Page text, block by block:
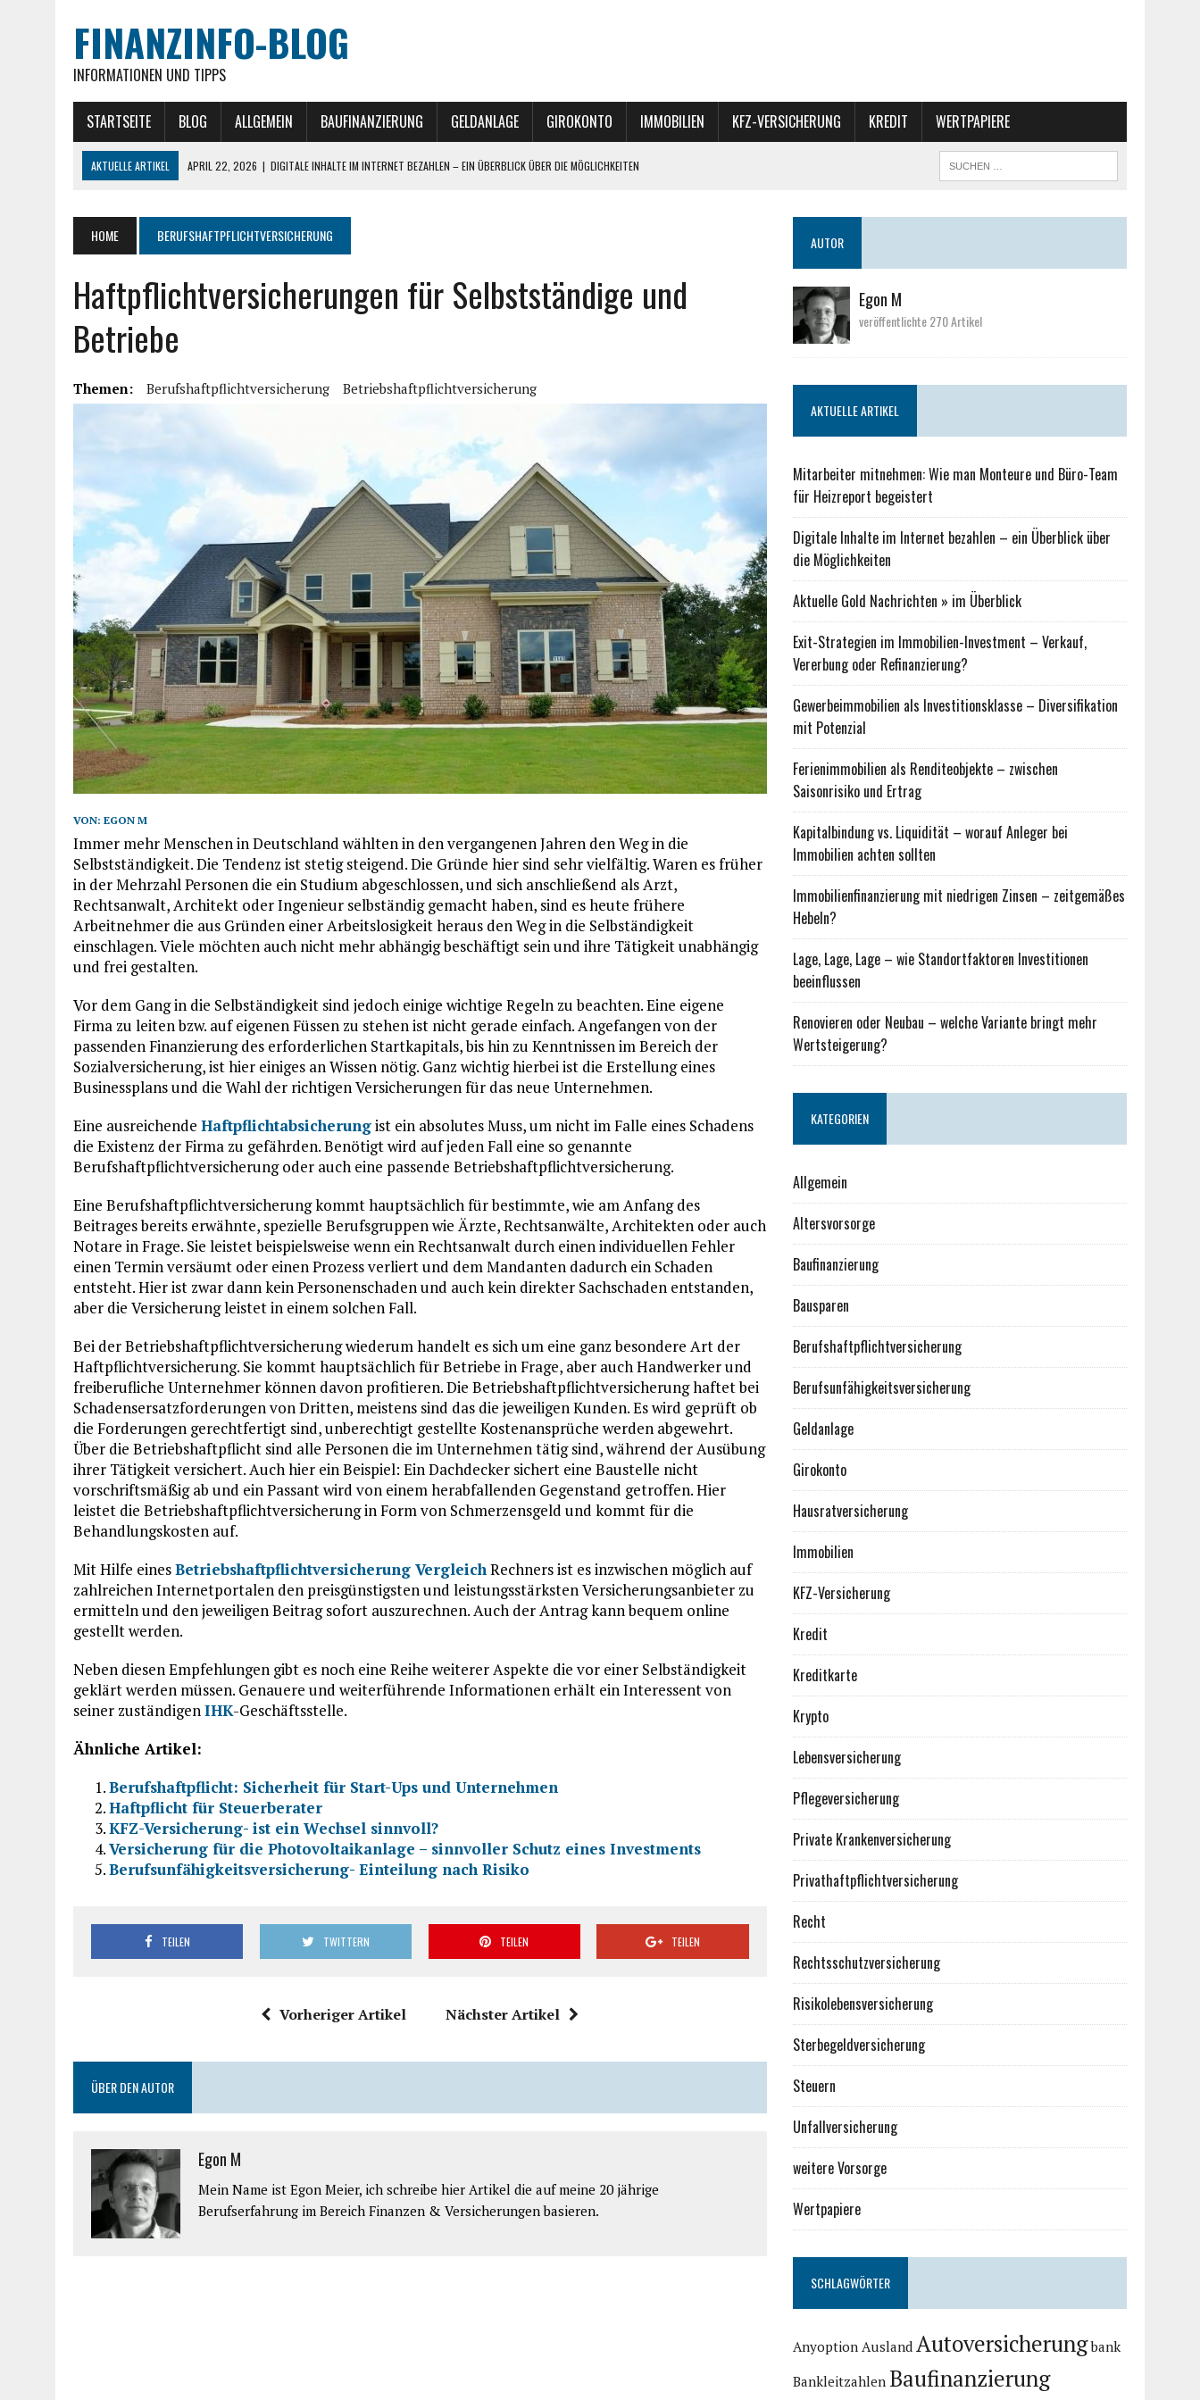
FINANZINFO-BLOG
INFORMATIONEN UND TIPPS
STARTSEITE BLOG ALLGEMEIN BAUFINANZIERUNG GELDANLAGE GIROKONTO IMMOBILIEN KFZ-VERSICHERUNG KREDIT WERTPAPIERE
AKTUELLE ARTIKEL APRIL 22, 2026 | DIGITALE INHALTE IM INTERNET BEZAHLEN – EIN ÜBERBLICK ÜBER DIE MÖGLICHKEITEN
NOVEMBER 20, 2025 | GEWERBEIMMOBILIEN ALS INVESTITIONSKLASSE – DIVERSIFIKATION MIT POTENZIAL
JULI 30, 2026 | MITARBEITER MITNEHMEN: WIE MAN MONTEURE UND BÜRO-TEAM FÜR HEIZREPORT BEGEISTERT
HOME BERUFSHAFTPFLICHTVERSICHERUNG
Haftpflichtversicherungen für Selbstständige und
Betriebe
Themen: Berufshaftpflichtversicherung Betriebshaftpflichtversicherung
VON: EGON M
Immer mehr Menschen in Deutschland wählten in den vergangenen Jahren den Weg in die
Selbstständigkeit. Die Tendenz ist stetig steigend. Die Gründe hier sind sehr vielfältig. Waren es früher
in der Mehrzahl Personen die ein Studium abgeschlossen, und sich anschließend als Arzt,
Rechtsanwalt, Architekt oder Ingenieur selbständig gemacht haben, sind es heute frühere
Arbeitnehmer die aus Gründen einer Arbeitslosigkeit heraus den Weg in die Selbständigkeit
einschlagen. Viele möchten auch nicht mehr abhängig beschäftigt sein und ihre Tätigkeit unabhängig
und frei gestalten.
Vor dem Gang in die Selbständigkeit sind jedoch einige wichtige Regeln zu beachten. Eine eigene
Firma zu leiten bzw. auf eigenen Füssen zu stehen ist nicht gerade einfach. Angefangen von der
passenden Finanzierung des erforderlichen Startkapitals, bis hin zu Kenntnissen im Bereich der
Sozialversicherung, ist hier einiges an Wissen nötig. Ganz wichtig hierbei ist die Erstellung eines
Businessplans und die Wahl der richtigen Versicherungen für das neue Unternehmen.
Eine ausreichende Haftpflichtabsicherungist ein absolutes Muss, um nicht im Falle eines Schadens
die Existenz der Firma zu gefährden. Benötigt wird auf jeden Fall eine so genannte
Berufshaftpflichtversicherung oder auch eine passende Betriebshaftpflichtversicherung.
Eine Berufshaftpflichtversicherung kommt hauptsächlich für bestimmte, wie am Anfang des
Beitrages bereits erwähnte, spezielle Berufsgruppen wie Ärzte, Rechtsanwälte, Architekten oder auch
Notare in Frage. Sie leistet beispielsweise wenn ein Rechtsanwalt durch einen individuellen Fehler
einen Termin versäumt oder einen Prozess verliert und dem Mandanten dadurch ein Schaden
entsteht. Hier ist zwar dann kein Personenschaden und auch kein direkter Sachschaden entstanden,
aber die Versicherung leistet in einem solchen Fall.
Bei der Betriebshaftpflichtversicherung wiederum handelt es sich um eine ganz besondere Art der
Haftpflichtversicherung. Sie kommt hauptsächlich für Betriebe in Frage, aber auch Handwerker und
freiberufliche Unternehmer können davon profitieren. Die Betriebshaftpflichtversicherung haftet bei
Schadensersatzforderungen von Dritten, meistens sind das die jeweiligen Kunden. Es wird geprüft ob
die Forderungen gerechtfertigt sind, unberechtigt gestellte Kostenansprüche werden abgewehrt.
Über die Betriebshaftpflicht sind alle Personen die im Unternehmen tätig sind, während der Ausübung
ihrer Tätigkeit versichert. Auch hier ein Beispiel: Ein Dachdecker sichert eine Baustelle nicht
vorschriftsmäßig ab und ein Passant wird von einem herabfallenden Gegenstand getroffen. Hier
leistet die Betriebshaftpflichtversicherung in Form von Schmerzensgeld und kommt für die
Behandlungskosten auf.
Mit Hilfe einesBetriebshaftpflichtversicherung VergleichRechners ist es inzwischen möglich auf
zahlreichen Internetportalen den preisgünstigsten und leistungsstärksten Versicherungsanbieter zu
ermitteln und den jeweiligen Beitrag sofort auszurechnen. Auch der Antrag kann bequem online
gestellt werden.
Neben diesen Empfehlungen gibt es noch eine Reihe weiterer Aspekte die vor einer Selbständigkeit
geklärt werden müssen. Genauere und weiterführende Informationen erhält ein Interessent von
seiner zuständigenIHK-Geschäftsstelle.
Ähnliche Artikel:
Berufshaftpflicht: Sicherheit für Start-Ups und Unternehmen
Haftpflicht für Steuerberater
KFZ-Versicherung- ist ein Wechsel sinnvoll?
Versicherung für die Photovoltaikanlage – sinnvoller Schutz eines Investments
Berufsunfähigkeitsversicherung- Einteilung nach Risiko
TEILEN TWITTERN TEILEN TEILEN
Vorheriger Artikel Nächster Artikel
ÜBER DEN AUTOR
Egon M
Mein Name ist Egon Meier, ich schreibe hier Artikel die auf meine 20 jährige
Berufserfahrung im Bereich Finanzen & Versicherungen basieren.
AUTOR
Egon M
veröffentlichte 270 Artikel
AKTUELLE ARTIKEL
Mitarbeiter mitnehmen: Wie man Monteure und Büro-Team
für Heizreport begeistert
Digitale Inhalte im Internet bezahlen – ein Überblick über
die Möglichkeiten
Aktuelle Gold Nachrichten » im Überblick
Exit-Strategien im Immobilien-Investment – Verkauf,
Vererbung oder Refinanzierung?
Gewerbeimmobilien als Investitionsklasse – Diversifikation
mit Potenzial
Ferienimmobilien als Renditeobjekte – zwischen
Saisonrisiko und Ertrag
Kapitalbindung vs. Liquidität – worauf Anleger bei
Immobilien achten sollten
Immobilienfinanzierung mit niedrigen Zinsen – zeitgemäßes
Hebeln?
Lage, Lage, Lage – wie Standortfaktoren Investitionen
beeinflussen
Renovieren oder Neubau – welche Variante bringt mehr
Wertsteigerung?
KATEGORIEN
Allgemein
Altersvorsorge
Baufinanzierung
Bausparen
Berufshaftpflichtversicherung
Berufsunfähigkeitsversicherung
Geldanlage
Girokonto
Hausratversicherung
Immobilien
KFZ-Versicherung
Kredit
Kreditkarte
Krypto
Lebensversicherung
Pflegeversicherung
Private Krankenversicherung
Privathaftpflichtversicherung
Recht
Rechtsschutzversicherung
Risikolebensversicherung
Sterbegeldversicherung
Steuern
Unfallversicherung
weitere Vorsorge
Wertpapiere
SCHLAGWÖRTER
Anyoption Ausland Autoversicherung bank
Bankleitzahlen Baufinanzierung